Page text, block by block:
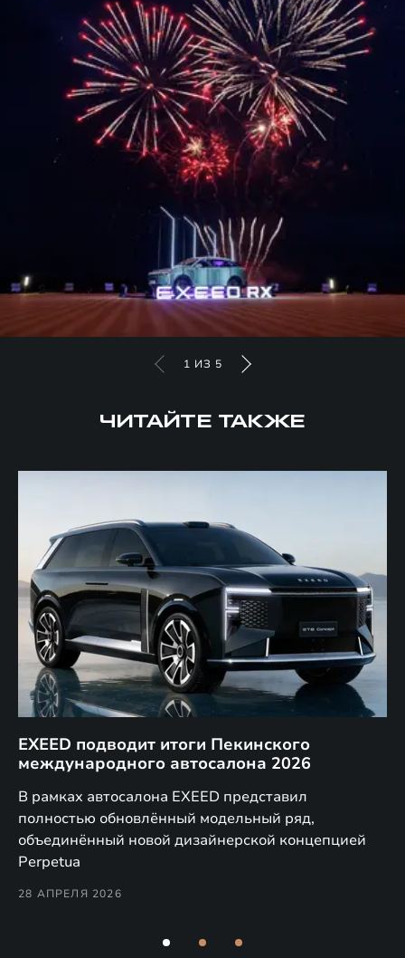
1 ИЗ 5
ЧИТАЙТЕ ТАКЖЕ
EXEED подводит итоги Пекинского
международного автосалона 2026
В рамках автосалона EXEED представил
полностью обновлённый модельный ряд,
объединённый новой дизайнерской концепцией
Perpetua
28 АПРЕЛЯ 2026